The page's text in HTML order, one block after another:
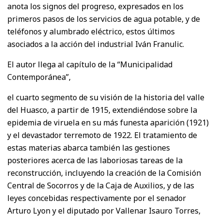
anota los signos del progreso, expresados en los
primeros pasos de los servicios de agua potable, y de
teléfonos y alumbrado eléctrico, estos últimos
asociados a la acción del industrial Iván Franulic.
El autor llega al capítulo de la “Municipalidad
Contemporánea”,
el cuarto segmento de su visión de la historia del valle
del Huasco, a partir de 1915, extendiéndose sobre la
epidemia de viruela en su más funesta aparición (1921)
y el devastador terremoto de 1922. El tratamiento de
estas materias abarca también las gestiones
posteriores acerca de las laboriosas tareas de la
reconstrucción, incluyendo la creación de la Comisión
Central de Socorros y de la Caja de Auxilios, y de las
leyes concebidas respectivamente por el senador
Arturo Lyon y el diputado por Vallenar Isauro Torres,